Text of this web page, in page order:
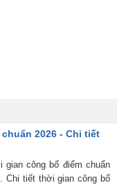
2026 - Chi tiết
gian công bố điểm chuẩn
Chi tiết thời gian công bố